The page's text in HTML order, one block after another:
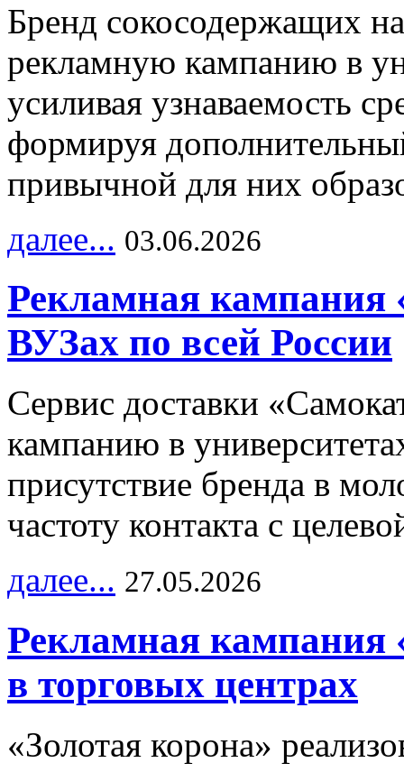
Бренд сокосодержащих
рекламную кампанию в
усиливая узнаваемость
формируя
привычной для них
далее... 03.06.2026
Рекламная кампания
ВУЗах по всей России
Сервис доставки
кампанию в
присутствие бренда в
частоту контакта с
далее... 27.05.2026
Рекламная кампания
в торговых центрах
«Золотая корона»